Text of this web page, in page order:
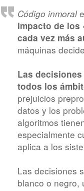
Código inmoral
impacto de los
cada vez más
máquinas
Las
todos los
prejuicios
datos y los
algoritmos
especialmente
aplica a los
Las decisiones
blanco o negro,